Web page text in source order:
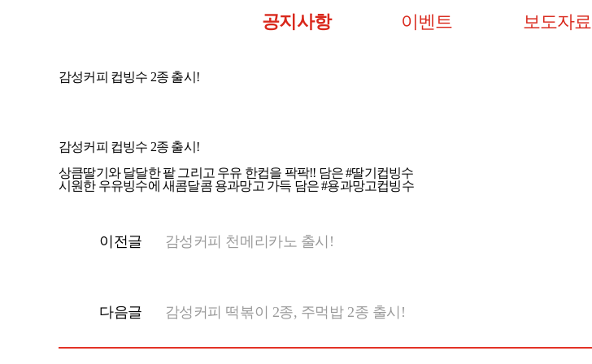
공지사항 이벤트 보도자료
감성커피 컵빙수 2종 출시!
감성커피 컵빙수 2종 출시!
상큼딸기와 달달한 팥 그리고 우유 한컵을 팍팍!! 담은 #딸기컵빙수
시원한 우유빙수에 새콤달콤 용과망고 가득 담은 #용과망고컵빙수
이전글 감성커피 천메리카노 출시!
다음글 감성커피 떡볶이 2종, 주먹밥 2종 출시!